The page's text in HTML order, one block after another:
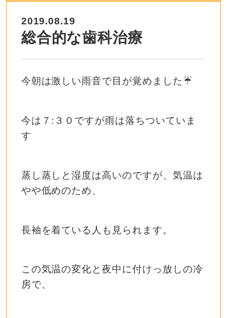
2019.08.19
総合的な歯科治療
今朝は激しい雨音で目が覚めました☔️
今は７:３０ですが雨は落ちついていま
す
蒸し蒸しと湿度は高いのですが、気温は
やや低めのため、
長袖を着ている人も見られます。
この気温の変化と夜中に付けっ放しの冷
房で、